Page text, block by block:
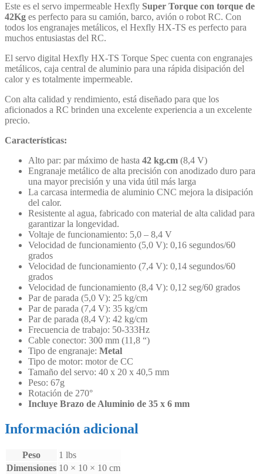
Este es el servo impermeable Hexfly Super Torque con torque de
42Kg es perfecto para su camión, barco, avión o robot RC. Con
todos los engranajes metálicos, el Hexfly HX-TS es perfecto para
muchos entusiastas del RC.
El servo digital Hexfly HX-TS Torque Spec cuenta con engranajes
metálicos, caja central de aluminio para una rápida disipación del
calor y es totalmente impermeable.
Con alta calidad y rendimiento, está diseñado para que los
aficionados a RC brinden una excelente experiencia a un excelente
precio.
Características:
Alto par: par máximo de hasta 42 kg.cm (8,4 V)
Engranaje metálico de alta precisión con anodizado duro para
una mayor precisión y una vida útil más larga
La carcasa intermedia de aluminio CNC mejora la disipación
del calor.
Resistente al agua, fabricado con material de alta calidad para
garantizar la longevidad.
Voltaje de funcionamiento: 5,0 – 8,4 V
Velocidad de funcionamiento (5,0 V): 0,16 segundos/60
grados
Velocidad de funcionamiento (7,4 V): 0,14 segundos/60
grados
Velocidad de funcionamiento (8,4 V): 0,12 seg/60 grados
Par de parada (5,0 V): 25 kg/cm
Par de parada (7,4 V): 35 kg/cm
Par de parada (8,4 V): 42 kg/cm
Frecuencia de trabajo: 50-333Hz
Cable conector: 300 mm (11,8 “)
Tipo de engranaje: Metal
Tipo de motor: motor de CC
Tamaño del servo: 40 x 20 x 40,5 mm
Peso: 67g
Rotación de 270°
Incluye Brazo de Aluminio de 35 x 6 mm
Información adicional
Peso
1 lbs
Dimensiones 10 × 10 × 10 cm